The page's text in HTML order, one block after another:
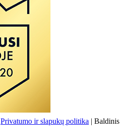
Privatumo ir slapukų politika | Baldinis